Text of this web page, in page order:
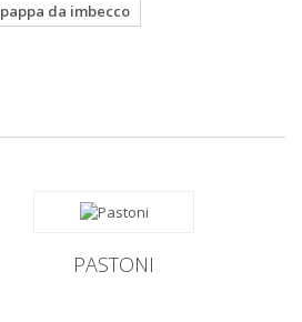
pappa da imbecco
PASTONI